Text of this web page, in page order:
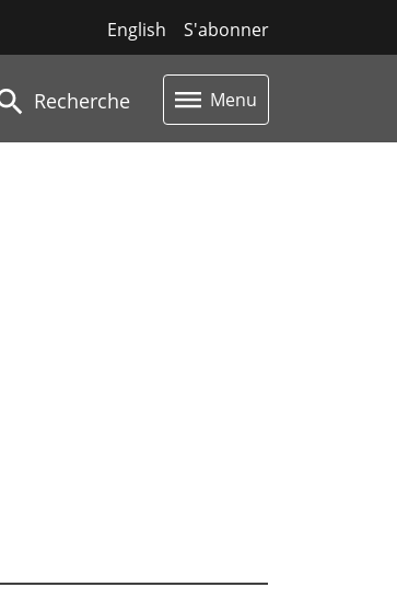
S'abonner
English
Recherche Menu